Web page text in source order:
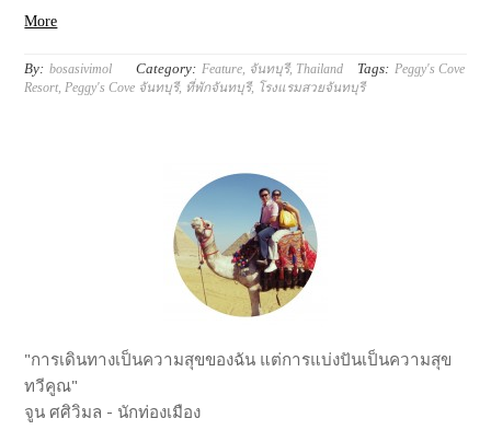
More
By: bosasivimol Category: Feature, จันทบุรี, Thailand Tags: Peggy's Cove
Resort,Peggy's Cove จันทบุรี, ที่พักจันทบุรี, โรงแรมสวยจันทบุรี
"การเดินทางเป็นความสุขของฉัน แต่การแบ่งปันเป็นความสุข
ทวีคูณ"
จูน ศศิวิมล - นักท่องเมือง